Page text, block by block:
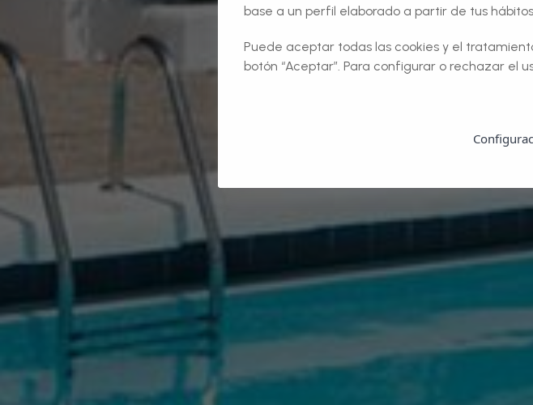
base a un perfil elaborado a partir de tus
Puede aceptar todas las cookies y el
botón “Aceptar”. Para configurar o rechazar el